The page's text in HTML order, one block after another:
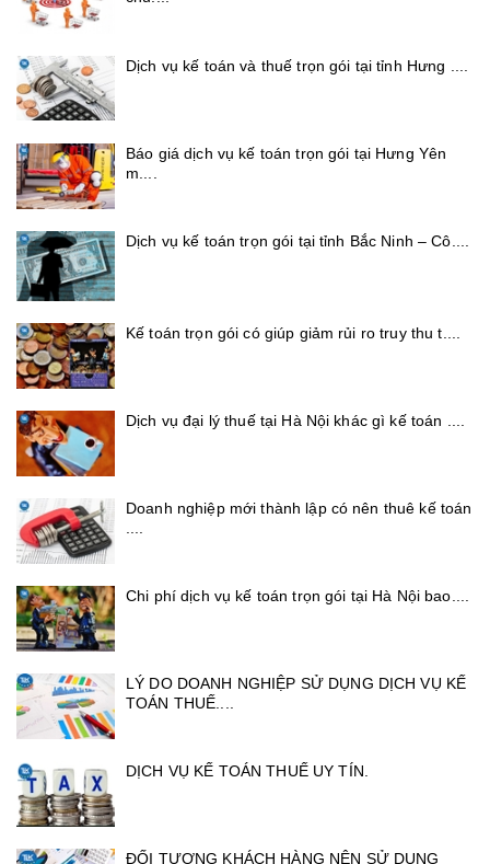
Dịch vụ kế toán và thuế trọn gói tại tỉnh Hưng ....
Báo giá dịch vụ kế toán trọn gói tại Hưng Yên
m....
Dịch vụ kế toán trọn gói tại tỉnh Bắc Ninh – Cô....
Kế toán trọn gói có giúp giảm rủi ro truy thu t....
Dịch vụ đại lý thuế tại Hà Nội khác gì kế toán ....
Doanh nghiệp mới thành lập có nên thuê kế toán
Chi phí dịch vụ kế toán trọn gói tại Hà Nội bao....
LÝ DO DOANH NGHIỆP SỬ DỤNG DỊCH VỤ KẾ
TOÁN THUẾ....
DỊCH VỤ KẾ TOÁN THUẾ UY TÍN.
ĐỐI TƯỢNG KHÁCH HÀNG NÊN SỬ DỤNG